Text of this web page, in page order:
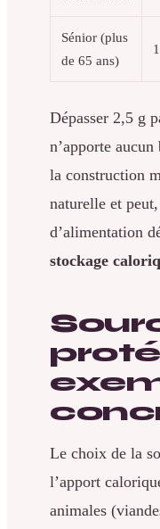
Sénior (plus
de 65 ans)
Dépasser 2,5 g
n’apporte
la construction
naturelle et
d’alimentation
stockage
Le choix de la
l’apport
animales